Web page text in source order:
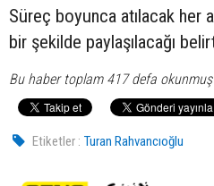
Süreç boyunca atılacak her
bir şekilde paylaşılacağı
Bu haber toplam 417 defa
Etiketler : Turan Rahvancıoğlu